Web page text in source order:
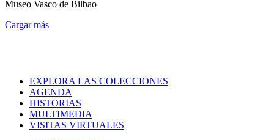
Museo Vasco de Bilbao
Cargar más
EXPLORA LAS COLECCIONES
AGENDA
HISTORIAS
MULTIMEDIA
VISITAS VIRTUALES